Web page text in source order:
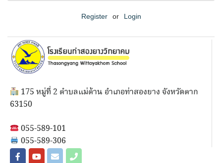
Register or Login
175 หมู่ที่ 2 ตำบลแม่ต้าน อำเภอท่าสองยาง จังหวัดตาก
63150
055-589-101
055-589-306